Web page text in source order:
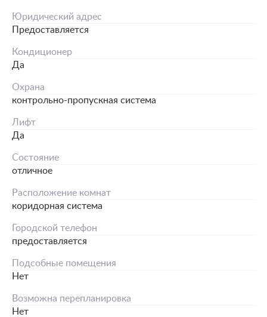
Юридический адрес
Предоставляется
Кондиционер
Да
Охрана
контрольно-пропускная система
Лифт
Да
Состояние
отличное
Расположение комнат
коридорная система
Городской телефон
предоставляется
Подсобные помещения
Нет
Возможна перепланировка
Нет